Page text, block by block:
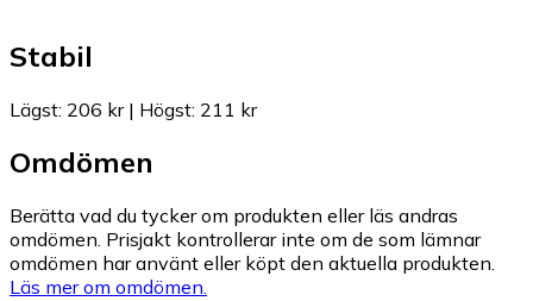
Stabil
Lägst: 206 kr| Högst: 211 kr
Omdömen
Berätta vad du tycker om produkten eller läs andras
omdömen. Prisjakt kontrollerar inte om de som lämnar
omdömen har använt eller köpt den aktuella produkten.
Läs mer om omdömen.